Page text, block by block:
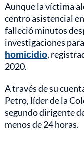
Aunque la víctima
centro asistencial
falleció minutos
investigaciones
homicidio,
2020.
A través de su
Petro, líder de la
segundo dirigente
menos de 24 horas.